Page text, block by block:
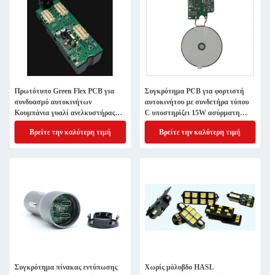
Πρωτότυπο Green Flex PCB για
συνδυασμό αυτοκινήτων
Κουμπάνια γυαλί ανελκυστήρας
Κουμπάνια ηλεκτρικής ενέργειας
παράθυρο κλειδί αριστερό
μπροστινό κύριο κουμπί οδήγησης
Βρείτε την καλύτερη τιμή
Συγκρότημα PCB για φορτιστή
αυτοκινήτου με συνδετήρα τύπου
C υποστηρίζει 15W ασύρματη
ταχεία φόρτιση
Βρείτε την καλύτερη τιμή
Συγκρότημα πίνακας εντύπωσης
Χωρίς μόλυβδο HASL